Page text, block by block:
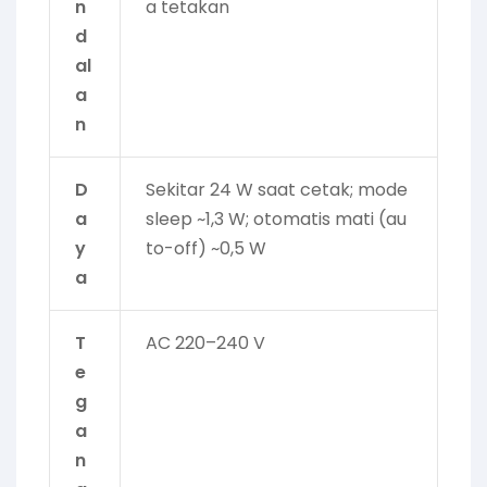
n
d
al
a
n
a tetakan
D
a
y
a
Sekitar 24 W saat cetak; mode
sleep ~1,3 W; otomatis mati (au
to-off) ~0,5 W
T
e
g
a
n
AC 220–240 V